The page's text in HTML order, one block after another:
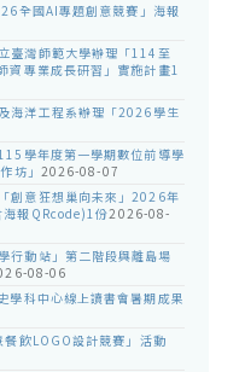
全國AI專題創意競賽」海報
臺灣師範大學辦理「114至
資專業成長研習」實施計畫1
海洋工程系辦理「2026學生
學年度第一學期數位前導學
坊」 2026-08-07
創意狂想巢向未來」2026年
海報QRcode)1份2026-08-
行動站」第二階段與離島場
08-06
學科中心線上讀書會暑期成果
飲LOGO設計競賽」活動